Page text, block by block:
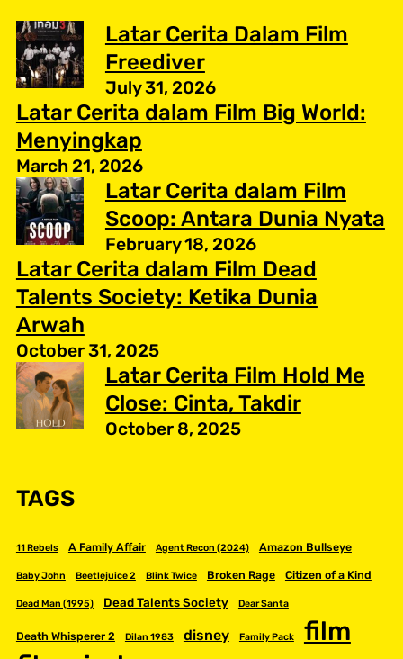
Latar Cerita Dalam Film
Freediver
July 31, 2026
Latar Cerita dalam Film Big World:
Menyingkap
March 21, 2026
Latar Cerita dalam Film
Scoop: Antara Dunia Nyata
February 18, 2026
Latar Cerita dalam Film Dead
Talents Society: Ketika Dunia
Arwah
October 31, 2025
Latar Cerita Film Hold Me
Close: Cinta, Takdir
October 8, 2025
TAGS
11 Rebels A Family Affair Agent Recon (2024) Amazon Bullseye
Baby John Beetlejuice 2 Blink Twice Broken Rage Citizen of a Kind
Dead Man (1995) Dead Talents Society Dear Santa
Death Whisperer 2 Dilan 1983 disney Family Pack
film